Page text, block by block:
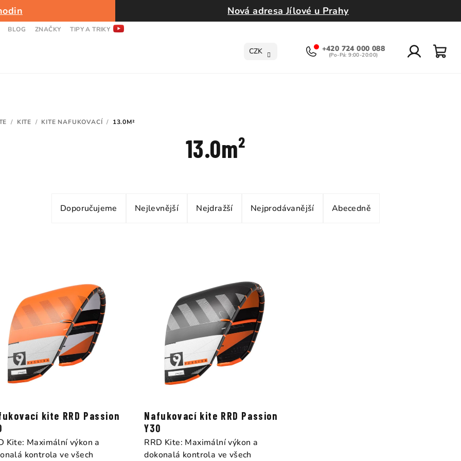
Nová adresa Jílové u Prahy
BLOG ZNAČKY TIPY A TRIKY
CZK +420 724 000 088
/ KITE / KITE NAFUKOVACÍ / 13.0M²
13.0m²
í
p
r
o
d
k
ů
Doporučujeme Nejlevnější Nejdražší Nejprodávanější Abecedně
kite RRD Passion
Kite: Maximální výkon a
kontrola ve všech
Nafukovací kite RRD Passion
Y30
RRD Kite: Maximální výkon a
dokonalá kontrola ve všech